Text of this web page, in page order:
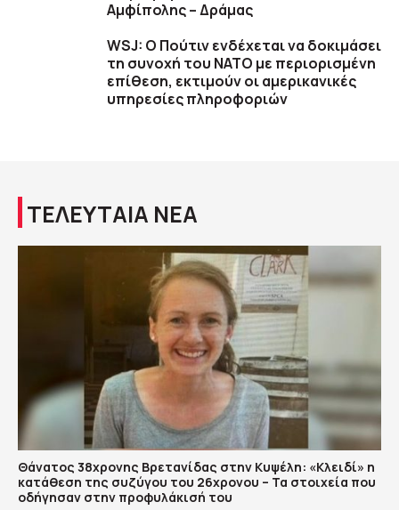
Αμφίπολης – Δράμας
WSJ: Ο Πούτιν ενδέχεται να δοκιμάσει
τη συνοχή του ΝΑΤΟ με περιορισμένη
επίθεση, εκτιμούν οι αμερικανικές
υπηρεσίες πληροφοριών
ΤΕΛΕΥΤΑΙΑ ΝΕΑ
Θάνατος 38χρονης Βρετανίδας στην Κυψέλη: «Κλειδί» η
κατάθεση της συζύγου του 26χρονου – Τα στοιχεία που
οδήγησαν στην προφυλάκισή του